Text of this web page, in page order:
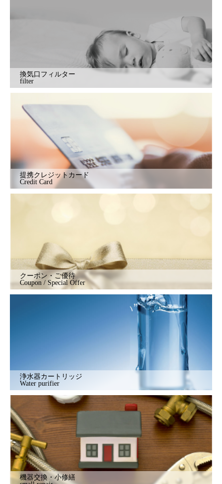
換気口フィルター
filter
提携クレジットカード
Credit Card
クーポン・ご優待
Coupon / Special Offer
浄水器カートリッジ
Water purifier
機器交換・小修繕